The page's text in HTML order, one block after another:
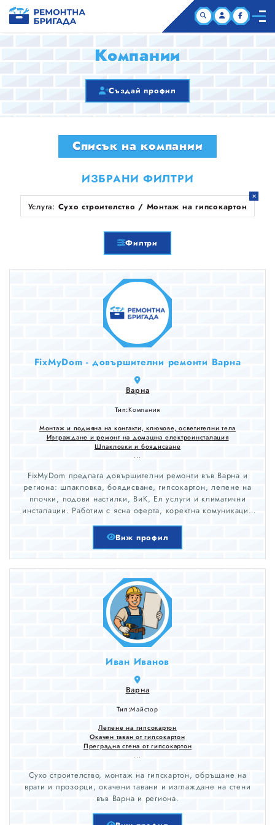
КОМПАНИИ
ЗА НАС
Компании
Създай профил
Списък на компании
ИЗБРАНИ ФИЛТРИ
Услуга: Сухо строителство / Монтаж на гипсокартон
Филтри
FixMyDom - довършителни ремонти Варна
Варна
Тип:Компания
Монтаж и подмяна на контакти, ключове, осветителни тела
Изграждане и ремонт на домашна електроинсталация
Шпакловки и боядисване
...
FixMyDom предлага довършителни ремонти във Варна и
региона: шпакловка, боядисване, гипсокартон, лепене на
плочки, подови настилки, ВиК, Ел услуги и климатични
инсталации. Работим с ясна оферта, коректна комуникация
Добрич, Шумен, Търговище, Разград, Силистра, Русе,
Бургас, Сливен, Ямбол и Стара Загора.
Виж профил
Иван Иванов
Варна
Тип:Майстор
Лепене на гипсокартон
Окачен таван от гипсокартон
Преградна стена от гипсокартон
...
Сухо строителство, монтаж на гипскартон, обръщане на
врати и прозорци, окачени тавани и изглаждане на стени
във Варна и региона.